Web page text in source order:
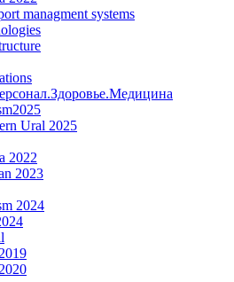
managment systems
Ural 2025
2022
2023
2024